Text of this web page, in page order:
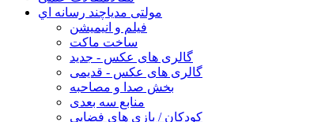
مولتی مدیاچند رسانه اي
فیلم و انیمیشن
ساخت ماکت
گالری های عکس - جدید
گالری های عکس - قدیمی
بخش صدا و مصاحبه
منابع سه بعدی
کودکان / بازی های فضایی